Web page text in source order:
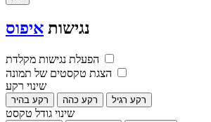
נגישות איפוס
הפעלת נגישות מקלדת
הצגת טקסטים של תמונה
שינוי רקע
רקע בהיר רקע כהה רקע רגיל
שינוי גודל טקסט